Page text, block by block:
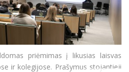
priėmimas į likusias laisvas
ir kolegijose. Prašymus stojantieji